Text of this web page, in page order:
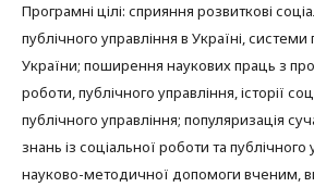
Програмні цілі: сприяння розвиткові
публічного управління в Україні, системи
України; поширення наукових праць з
роботи, публічного управління, історії
публічного управління; популяризація
знань із соціальної роботи та
науково-методичної допомоги вченим,